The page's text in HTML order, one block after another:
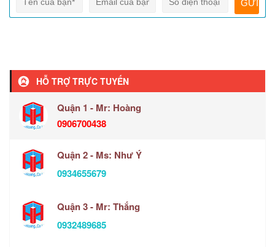
HỖ TRỢ TRỰC TUYẾN
Quận 1 - Mr: Hoàng
0906700438
Quận 2 - Ms: Như Ý
0934655679
Quận 3 - Mr: Thắng
0932489685